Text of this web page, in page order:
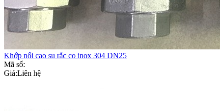
Khớp nối cao su rắc co inox 304 DN25
Mã số:
Giá:Liên hệ